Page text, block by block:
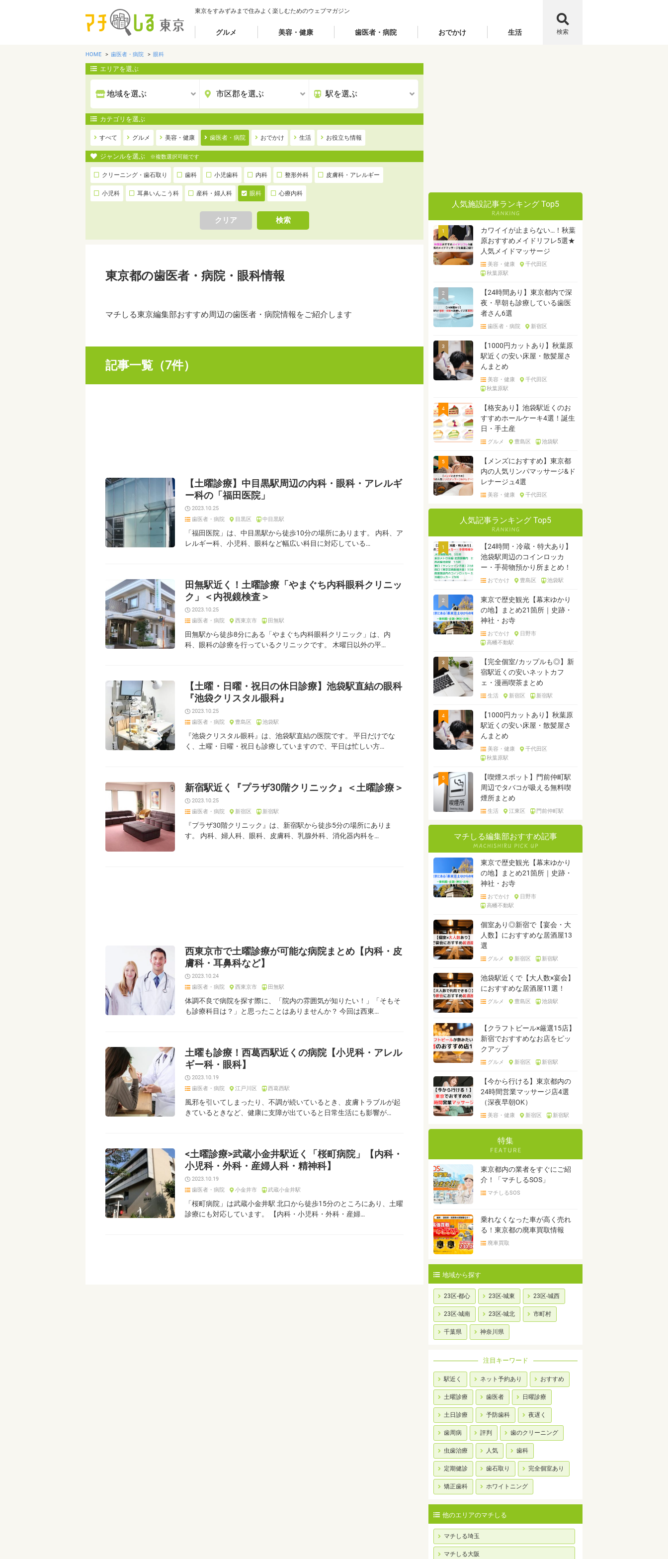
東京をすみずみまで住みよく楽しむためのウェブマガジン
グルメ 美容・健康 歯医者・病院 おでかけ 生活 検索
HOME 歯医者・病院 眼科
エリアを選ぶ
カテゴリを選ぶ
すべて グルメ 美容・健康 歯医者・病院 おでかけ 生活 お役立ち情報
ジャンルを選ぶ ※複数選択可能です
クリーニング・歯石取り 歯科 小児歯科 内科 整形外科 皮膚科・アレルギー
小児科 耳鼻いんこう科 産科・婦人科 眼科 心療内科
クリア 検索
東京都の歯医者・病院・眼科情報
マチしる東京編集部おすすめ周辺の歯医者・病院情報をご紹介します
記事一覧（7件）
【土曜診療】中目黒駅周辺の内科・眼科・アレルギ
ー科の「福田医院」
2023.10.25
歯医者・病院
目黒区 中目黒駅
「福田医院」は、中目黒駅から徒歩10分の場所にあります。 内科、ア
レルギー科、小児科、眼科など幅広い科目に対応している…
田無駅近く！土曜診療「やまぐち内科眼科クリニッ
ク」＜内視鏡検査＞
2023.10.25
歯医者・病院
西東京市 田無駅
田無駅から徒歩8分にある「やまぐち内科眼科クリニック」は、内
科、眼科の診療を行っているクリニックです。 木曜日以外の平…
【土曜・日曜・祝日の休日診療】池袋駅直結の眼科
『池袋クリスタル眼科』
2023.10.25
歯医者・病院
豊島区 池袋駅
『池袋クリスタル眼科』は、池袋駅直結の医院です。 平日だけでな
く、土曜・日曜・祝日も診療していますので、平日は忙しい方…
新宿駅近く『プラザ30階クリニック』＜土曜診療＞
2023.10.25
歯医者・病院
新宿区 新宿駅
『プラザ30階クリニック』は、新宿駅から徒歩5分の場所にありま
す。 内科、婦人科、眼科、皮膚科、乳腺外科、消化器内科を…
西東京市で土曜診療が可能な病院まとめ【内科・皮
膚科・耳鼻科など】
2023.10.24
歯医者・病院
西東京市 田無駅
体調不良で病院を探す際に、「院内の雰囲気が知りたい！」「そもそ
も診療科目は？」と思ったことはありませんか？ 今回は西東…
土曜も診療！西葛西駅近くの病院【小児科・アレル
ギー科・眼科】
2023.10.19
歯医者・病院
江戸川区 西葛西駅
風邪を引いてしまったり、不調が続いているとき、皮膚トラブルが起
きているときなど、健康に支障が出ていると日常生活にも影響が…
<土曜診療>武蔵小金井駅近く「桜町病院」【内科・
小児科・外科・産婦人科・精神科】
2023.10.19
歯医者・病院
小金井市 武蔵小金井駅
「桜町病院」は武蔵小金井駅 北口から徒歩15分のところにあり、土曜
診療にも対応しています。 【内科・小児科・外科・産婦…
人気施設記事ランキング Top5
1
カワイイが止まらない…！秋葉
原おすすめメイドリフレ5選★
人気メイドマッサージ
美容・健康
千代田区
秋葉原駅
2
【24時間あり】東京都内で深
夜・早朝も診療している歯医
者さん6選
歯医者・病院 新宿区
3
【1000円カットあり】秋葉原
駅近くの安い床屋・散髪屋さ
んまとめ
美容・健康
千代田区
秋葉原駅
4
【格安あり】池袋駅近くのお
すすめホールケーキ4選！誕生
日・手土産
グルメ 豊島区 池袋駅
5
【メンズにおすすめ】東京都
内の人気リンパマッサージ&ド
レナージュ4選
美容・健康 千代田区
人気記事ランキング Top5
1
【24時間・冷蔵・特大あり】
池袋駅周辺のコインロッカ
ー・手荷物預かり所まとめ！
おでかけ 豊島区 池袋駅
2
東京で歴史観光【幕末ゆかり
の地】まとめ21箇所｜史跡・
神社・お寺
おでかけ
日野市
高幡不動駅
3
【完全個室/カップルも◎】新
宿駅近くの安いネットカフ
ェ・漫画喫茶まとめ
生活 新宿区 新宿駅
4
【1000円カットあり】秋葉原
駅近くの安い床屋・散髪屋さ
んまとめ
美容・健康
千代田区
秋葉原駅
5
【喫煙スポット】門前仲町駅
周辺でタバコが吸える無料喫
煙所まとめ
生活 江東区 門前仲町駅
マチしる編集部おすすめ記事
東京で歴史観光【幕末ゆかり
の地】まとめ21箇所｜史跡・
神社・お寺
おでかけ
日野市
高幡不動駅
個室あり◎新宿で【宴会・大
人数】におすすめな居酒屋13
選
グルメ 新宿区 新宿駅
池袋駅近くで【大人数×宴会】
におすすめな居酒屋11選！
グルメ 豊島区 池袋駅
【クラフトビール×厳選15店】
新宿でおすすめなお店をピッ
クアップ
グルメ 新宿区 新宿駅
【今から行ける】東京都内の
24時間営業マッサージ店4選
（深夜早朝OK）
美容・健康 新宿区 新宿駅
特集
東京都内の業者をすぐにご紹
介！「マチしるSOS」
マチしるSOS
乗れなくなった車が高く売れ
る！東京都の廃車買取情報
廃車買取
地域から探す
23区-都心 23区-城東 23区-城西
23区-城南 23区-城北 市町村
千葉県 神奈川県
注目キーワード
駅近く ネット予約あり おすすめ
土曜診療 歯医者 日曜診療
土日診療 予防歯科 夜遅く
歯周病 評判 歯のクリーニング
虫歯治療 人気 歯科
定期健診 歯石取り 完全個室あり
矯正歯科 ホワイトニング
他のエリアのマチしる
マチしる埼玉
マチしる大阪